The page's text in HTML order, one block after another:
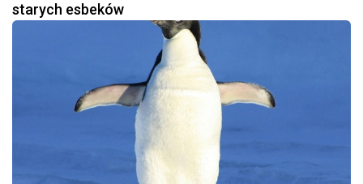
starych esbeków